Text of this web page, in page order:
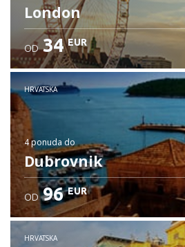
London
OD 34 EUR
HRVATSKA
4 ponuda do
Dubrovnik
OD 96 EUR
HRVATSKA